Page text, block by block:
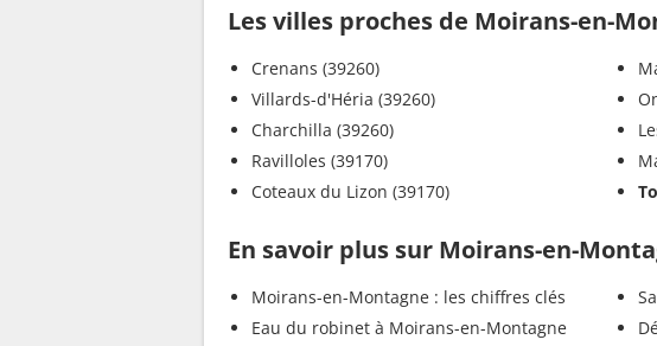
Les villes proches de Moirans-en-
Crenans (39260)
Villards-d'Héria (39260)
Charchilla (39260)
Ravilloles (39170)
Coteaux du Lizon (39170)
En savoir plus sur Moirans-en-
Moirans-en-Montagne : les chiffres clés
Eau du robinet à Moirans-en-Montagne